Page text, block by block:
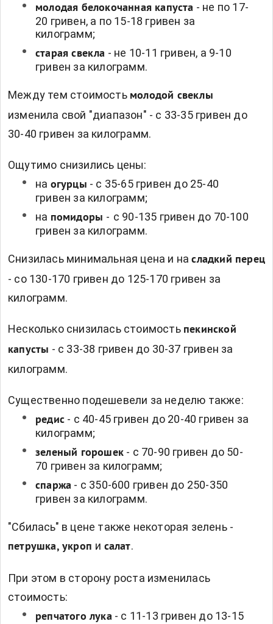
молодая белокочанная капуста - не по 17-
20 гривен, а по 15-18 гривен за
килограмм;
старая свекла - не 10-11 гривен, а 9-10
гривен за килограмм.
Между тем стоимость молодой свеклы
изменила свой "диапазон" - с 33-35 гривен до
30-40 гривен за килограмм.
Ощутимо снизились цены:
на огурцы - с 35-65 гривен до 25-40
гривен за килограмм;
на помидоры - с 90-135 гривен до 70-100
гривен за килограмм.
Снизилась минимальная цена и на сладкий перец
- со 130-170 гривен до 125-170 гривен за
килограмм.
Несколько снизилась стоимость пекинской
капусты - с 33-38 гривен до 30-37 гривен за
килограмм.
Существенно подешевели за неделю также:
редис - с 40-45 гривен до 20-40 гривен за
килограмм;
зеленый горошек - с 70-90 гривен до 50-
70 гривен за килограмм;
спаржа - с 350-600 гривен до 250-350
гривен за килограмм.
"Сбилась" в цене также некоторая зелень -
петрушка, укроп и салат.
При этом в сторону роста изменилась
стоимость:
репчатого лука - с 11-13 гривен до 13-15